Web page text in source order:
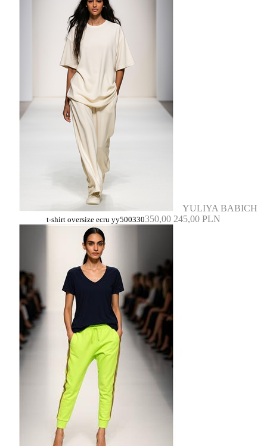
YULIYA BABICH
t-shirt oversize ecru yy500330350,00 245,00 PLN